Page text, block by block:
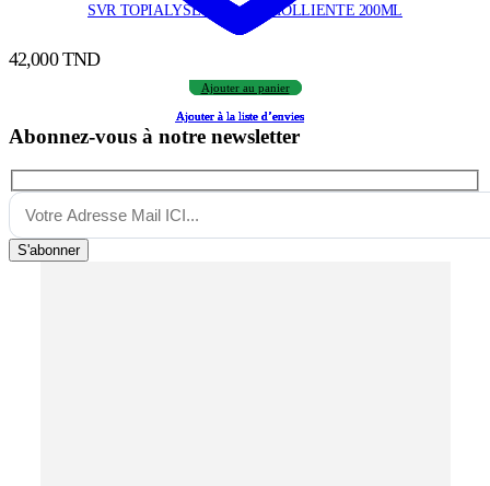
Ajouter à la liste d’envies
Ajouter à la liste d’envies
Ajouter à la liste d’envies
Ajouter à la liste d’envies
Ajouter à la liste d’envies
SVR TOPIALYSE CREME EMOLLIENTE 200ML
42,000TND
Ajouter au panier
Abonnez-vous à notre newsletter
S'abonner